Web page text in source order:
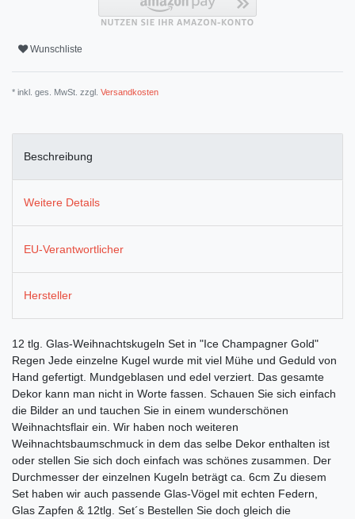
Wunschliste
* inkl. ges. MwSt. zzgl. Versandkosten
Beschreibung
Weitere Details
EU-Verantwortlicher
Hersteller
12 tlg. Glas-Weihnachtskugeln Set in "Ice Champagner Gold"
Regen Jede einzelne Kugel wurde mit viel Mühe und Geduld von
Hand gefertigt. Mundgeblasen und edel verziert. Das gesamte
Dekor kann man nicht in Worte fassen. Schauen Sie sich einfach
die Bilder an und tauchen Sie in einem wunderschönen
Weihnachtsflair ein. Wir haben noch weiteren
Weihnachtsbaumschmuck in dem das selbe Dekor enthalten ist
oder stellen Sie sich doch einfach was schönes zusammen. Der
Durchmesser der einzelnen Kugeln beträgt ca. 6cm Zu diesem
Set haben wir auch passende Glas-Vögel mit echten Federn,
Glas Zapfen & 12tlg. Set´s Bestellen Sie doch gleich die